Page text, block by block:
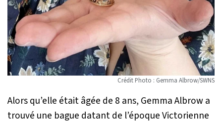
Crédit Photo : Gemma Albrow/SWNS
Alors qu’elle était âgée de 8 ans, Gemma Albrow a
trouvé une bague datant de l’époque Victorienne